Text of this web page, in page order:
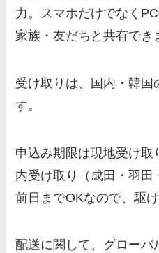
力。スマホだけでなく
家族・友だちと共有でき
受け取りは、国内・韓国
す。
申込み期限は現地受け取
内受け取り（成田・羽田
前日までOKなので、駆
配送に関して、グローバ